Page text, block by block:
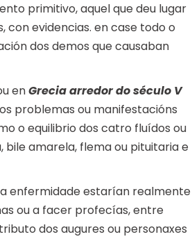
primitivo, aquel que deu lugar
con evidencias. en case todo o
dos demos que causaban
enGrecia arredor do século V
problemas ou manifestacións
o equilibrio dos catro fluídos ou
bile amarela, flema ou pituitaria e
enfermidade estarían realmente
ou a facer profecías, entre
dos augures ou personaxes